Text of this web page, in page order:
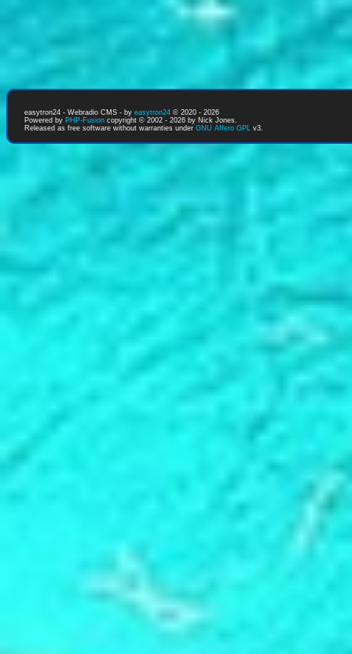
easytron24 - Webradio CMS - by easytron24 © 2020 - 2026
Powered by PHP-Fusion copyright © 2002 - 2026 by Nick Jones.
Released as free software without warranties under GNU Affero GPL v3.